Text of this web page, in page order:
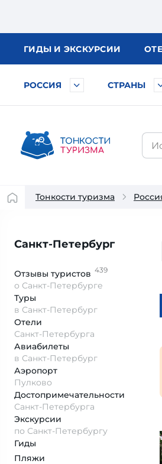
ГИДЫ И ЭКСКУРСИИ
РОССИЯ СТРАНЫ
Тонкости туризма
Санкт-Петербург
Отзывы туристов 439
о Санкт-Петербурге
Туры
в Санкт-Петербург
Отели
Санкт-Петербурга
Авиабилеты
в Санкт-Петербург
Аэропорт
Пулково
Достопримеча­тельности
Санкт-Петербурга
Экскурсии
по Санкт-Петербургу
Гиды
Пляжи